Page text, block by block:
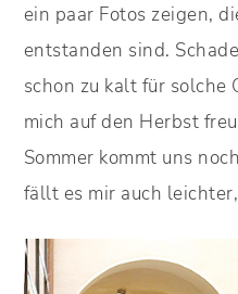
ein paar Fotos zeigen,
entstanden sind.
schon zu kalt für solche
mich auf den Herbst
Sommer kommt uns
fällt es mir auch